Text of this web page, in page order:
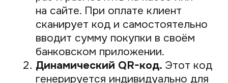
и предлагает открыть страницу
оплаты в приложении банка
Проверка данных.На экране
появляется информация: название
вашего магазина (или ФИО, если
вы ИП/самозанятый) и сумма. Если
код динамический, сумма уже
вписана. Если статический —